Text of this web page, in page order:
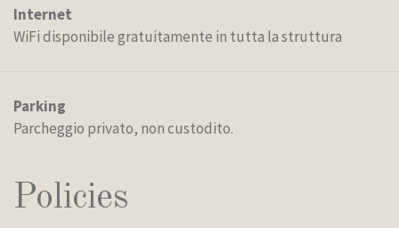
Internet
WiFi disponibile gratuitamente in tutta la struttura
Parking
Parcheggio privato, non custodito.
Policies